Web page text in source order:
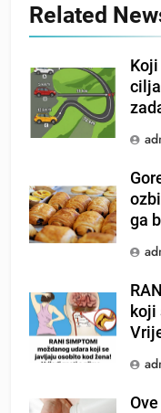
Related
ga
koji